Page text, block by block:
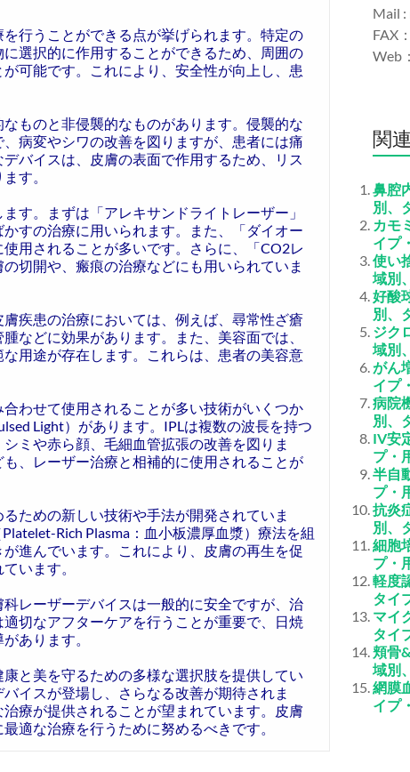
行うことができる点が挙げられます。特定の
選択的に作用することができるため、周囲の
可能です。これにより、安全性が向上し、患
ものと非侵襲的なものがあります。侵襲的な
病変やシワの改善を図りますが、患者には痛
バイスは、皮膚の表面で作用するため、リス
す。
す。まずは「アレキサンドライトレーザー」
すの治療に用いられます。また、「ダイオー
用されることが多いです。さらに、「CO2レ
切開や、瘢痕の治療などにも用いられていま
疾患の治療においては、例えば、尋常性ざ瘡
などに効果があります。また、美容面では、
用途が存在します。これらは、患者の美容意
わせて使用されることが多い技術がいくつか
Light）があります。IPLは複数の波長を持つ
ミや赤ら顔、毛細血管拡張の改善を図りま
、レーザー治療と相補的に使用されることが
ための新しい技術や手法が開発されていま
Rich Plasma：血小板濃厚血漿）療法を組
進んでいます。これにより、皮膚の再生を促
います。
レーザーデバイスは一般的に安全ですが、治
切なアフターケアを行うことが重要で、日焼
あります。
と美を守るための多様な選択肢を提供してい
イスが登場し、さらなる改善が期待されま
療が提供されることが望まれています。皮膚
適な治療を行うために努めるべきです。
Mail :
FAX
Web：
関
鼻腔
別、
カモ
イプ
使い
域別
好酸
別、
ジク
域別
がん
イプ
病院
別、
IV安
プ・
半自
プ・
抗炎
別、
細胞
プ・
軽度
タイ
マイ
タイ
頬骨
域別
網膜
イプ